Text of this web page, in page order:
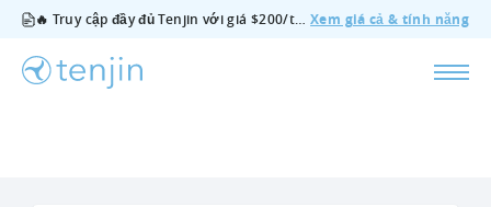
🔥 Truy cập đầy đủ Tenjin với giá $200/tháng — bao gồm tất cả tính năng, không cần gói bổ sung, hủy bất cứ lúc nào. Xem giá cả & tính năng